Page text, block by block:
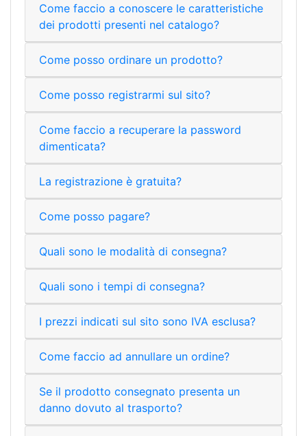
Come faccio a conoscere le caratteristiche
dei prodotti presenti nel catalogo?
Come posso ordinare un prodotto?
Come posso registrarmi sul sito?
Come faccio a recuperare la password
dimenticata?
La registrazione è gratuita?
Come posso pagare?
Quali sono le modalità di consegna?
Quali sono i tempi di consegna?
I prezzi indicati sul sito sono IVA esclusa?
Come faccio ad annullare un ordine?
Se il prodotto consegnato presenta un
danno dovuto al trasporto?